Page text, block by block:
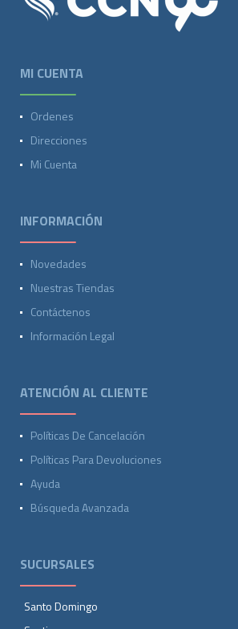
MI CUENTA
Ordenes
Direcciones
Mi Cuenta
INFORMACIÓN
Novedades
Nuestras Tiendas
Contáctenos
Información Legal
ATENCIÓN AL CLIENTE
Políticas De Cancelación
Políticas Para Devoluciones
Ayuda
Búsqueda Avanzada
SUCURSALES
Santo Domingo